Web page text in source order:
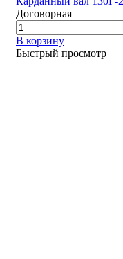
Договорная
В корзину
Быстрый просмотр